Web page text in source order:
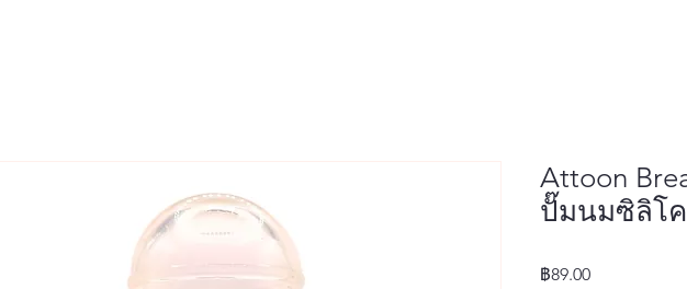
Attoon
ปั๊มนมซิลิโ
฿89.00ราคา